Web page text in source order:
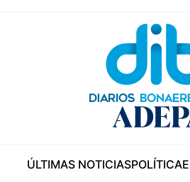
ÚLTIMAS NOTICIASPOLÍTICA